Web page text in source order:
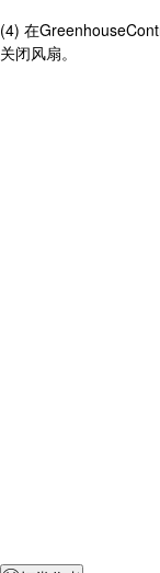
(4) 在
关闭风扇。